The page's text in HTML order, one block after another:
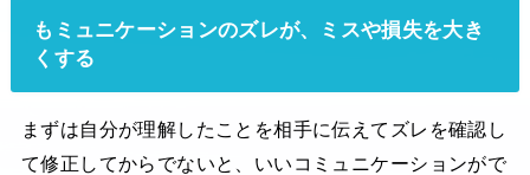
もミュニケーションのズレが、ミスや損失を大き
くする
まずは自分が理解したことを相手に伝えてズレを確認し
て修正してからでないと、いいコミュニケーションがで